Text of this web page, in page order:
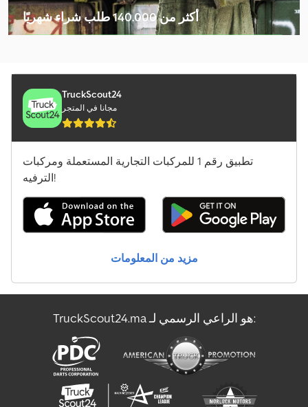
Linde H40D
Linde L 10
Linde L10B
Linde L12
Linde L14Ap
Linde Mt12
Linde R10B
Linde T20Sp
أكثر من 140.000 طلب شراء شهريًا
TruckScout24
مجانا في المتجر
تطبيق رقم 1 للمركبات التجارية المستعملة ومركبات
الترفيه!
مزيد من المعلومات
TruckScout24.ma هو الراعي الرسمي لـ: